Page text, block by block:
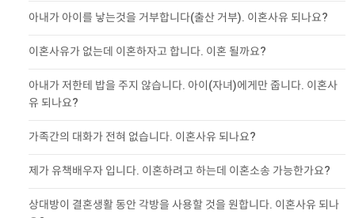
아내가 아이를 낳는것을 거부합니다(출산 거부). 이혼사유 되나요?
이혼사유가 없는데 이혼하자고 합니다. 이혼 될까요?
아내가 저한테 밥을 주지 않습니다. 아이(자녀)에게만 줍니다. 이혼사
유 되나요?
가족간의 대화가 전혀 없습니다. 이혼사유 되나요?
제가 유책배우자 입니다. 이혼하려고 하는데 이혼소송 가능한가요?
상대방이 결혼생활 동안 각방을 사용할 것을 원합니다. 이혼사유 되나